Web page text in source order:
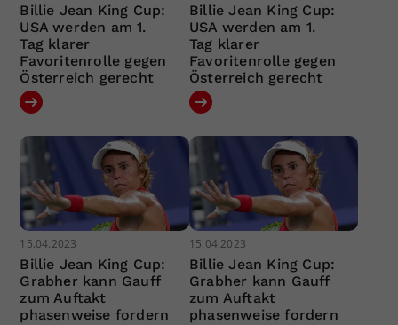
Billie Jean King Cup:
USA werden am 1.
Tag klarer
Favoritenrolle gegen
Österreich gerecht
Billie Jean King Cup:
USA werden am 1.
Tag klarer
Favoritenrolle gegen
Österreich gerecht
15.04.2023
Billie Jean King Cup:
Grabher kann Gauff
zum Auftakt
phasenweise fordern
15.04.2023
Billie Jean King Cup:
Grabher kann Gauff
zum Auftakt
phasenweise fordern